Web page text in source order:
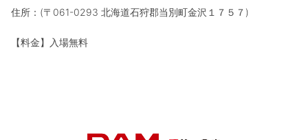
住所：(〒061-0293 北海道石狩郡当別町金沢１７５７)
【料金】入場無料